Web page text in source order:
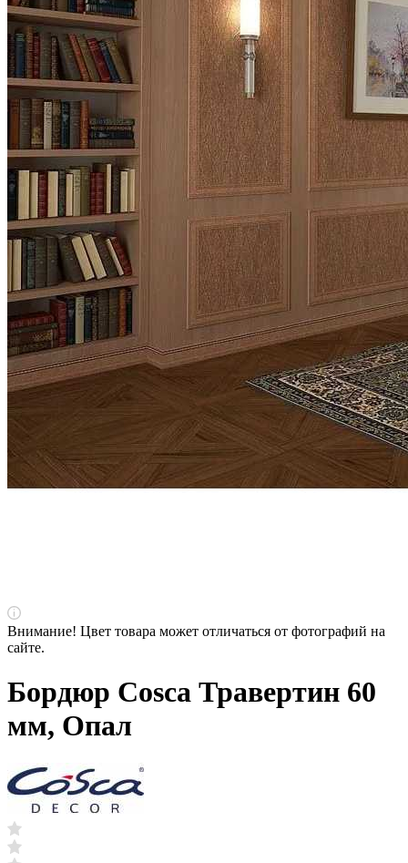
Внимание! Цвет товара может отличаться от фотографий на
сайте.
Бордюр Cosca Травертин 60
мм, Опал